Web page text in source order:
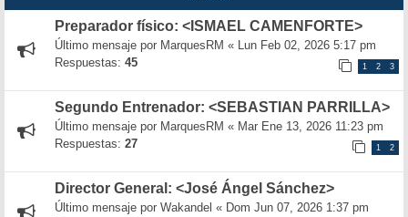
Preparador físico: <ISMAEL CAMENFORTE>
Último mensaje por MarquesRM « Lun Feb 02, 2026 5:17 pm
Respuestas: 45 1 2 3
Segundo Entrenador: <SEBASTIAN PARRILLA>
Último mensaje por MarquesRM « Mar Ene 13, 2026 11:23 pm
Respuestas: 27 1 2
Director General: <José Ángel Sánchez>
Último mensaje por Wakandel « Dom Jun 07, 2026 1:37 pm